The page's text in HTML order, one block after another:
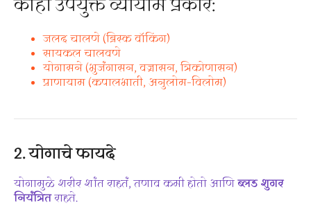
काही उपयुक्त व्यायाम प्रकार:
जलद चालणे (ब्रिस्क वॉकिंग)
सायकल चालवणे
योगासने (भुजंगासन, वज्रासन, त्रिकोणासन)
प्राणायाम (कपालभाती, अनुलोम–विलोम)
2.योगाचे फायदे
योगामुळे शरीर शांत राहतं, तणाव कमी होतो आणिब्लड शुगर
नियंत्रितराहते.